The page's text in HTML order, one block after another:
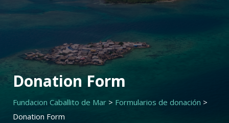
Donation Form
Fundacion Caballito de Mar > Formularios de donación >
Donation Form